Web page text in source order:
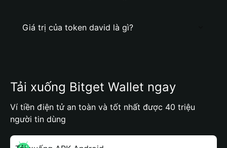
Giá trị của token david là gì?
Tải xuống Bitget Wallet ngay
Ví tiền điện tử an toàn và tốt nhất được 40 triệu
người tin dùng